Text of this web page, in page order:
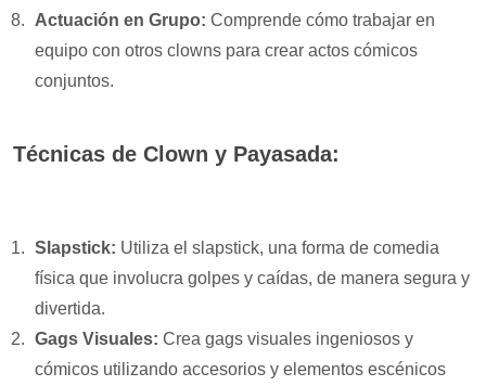
Actuación en Grupo: Comprende cómo trabajar en
equipo con otros clowns para crear actos cómicos
conjuntos.
Técnicas de Clown y Payasada:
Slapstick: Utiliza el slapstick, una forma de comedia
física que involucra golpes y caídas, de manera segura y
divertida.
Gags Visuales: Crea gags visuales ingeniosos y
cómicos utilizando accesorios y elementos escénicos